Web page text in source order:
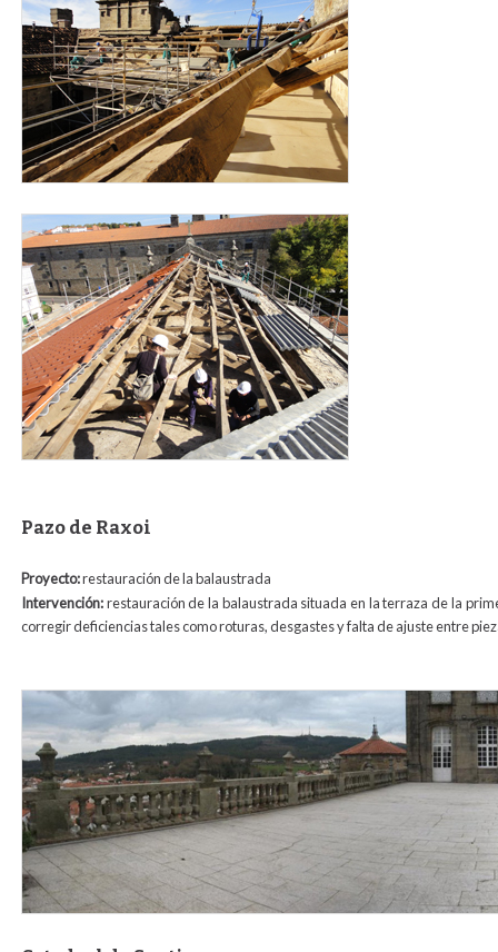
cubierta_carmen_para_web_2.jpg
Pazo de Raxoi
Proyecto:restauración de la balaustrada
Intervención:restauración de la balaustrada situada en la terraza de la
corregir deficiencias tales como roturas, desgastes y falta de ajuste entre
03.jpg